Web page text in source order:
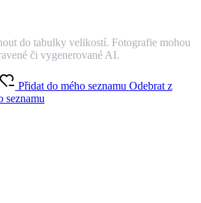
do tabulky velikostí. Fotografie mohou
či vygenerované AI.
Přidat do mého seznamu Odebrat z
seznamu